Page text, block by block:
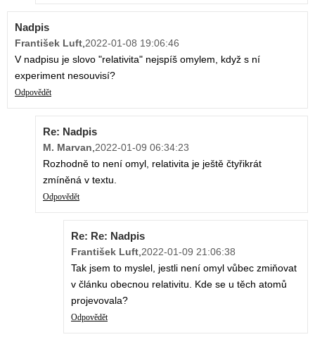
Nadpis
František Luft,2022-01-08 19:06:46
V nadpisu je slovo "relativita" nejspíš omylem, když s ní
experiment nesouvisí?
Odpovědět
Re: Nadpis
M. Marvan,2022-01-09 06:34:23
Rozhodně to není omyl, relativita je ještě čtyřikrát
zmíněná v textu.
Odpovědět
Re: Re: Nadpis
František Luft,2022-01-09 21:06:38
Tak jsem to myslel, jestli není omyl vůbec zmiňovat
v článku obecnou relativitu. Kde se u těch atomů
projevovala?
Odpovědět